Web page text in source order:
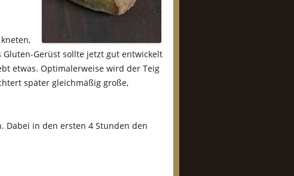
Gerüst sollte jetzt gut entwickelt
etwas. Optimalerweise wird der Teig
später gleichmäßig große,
Dabei in den ersten 4 Stunden den